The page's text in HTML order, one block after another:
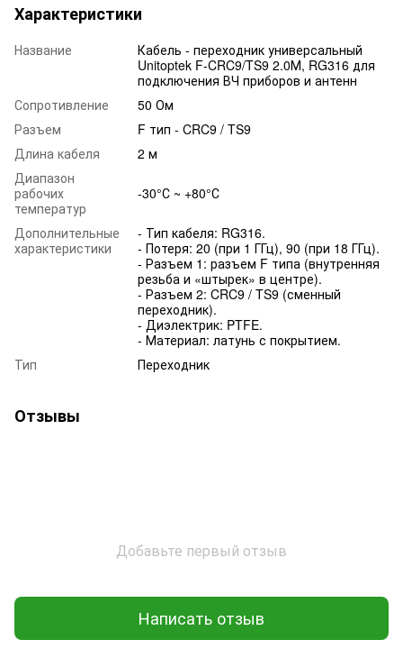
Характеристики
Название
Кабель - переходник универсальный
Unitoptek F-CRC9/TS9 2.0М, RG316 для
подключения ВЧ приборов и антенн
Сопротивление
50 Ом
Разъем
F тип - CRC9 / TS9
Длина кабеля
2 м
Диапазон
рабочих
температур
-30°С ~ +80°С
Дополнительные
характеристики
- Тип кабеля: RG316.
- Потеря: 20 (при 1 ГГц), 90 (при 18 ГГц).
- Разъем 1: разъем F типа (внутренняя
резьба и «штырек» в центре).
- Разъем 2: CRC9 / TS9 (сменный
переходник).
- Диэлектрик: PTFE.
- Материал: латунь с покрытием.
Тип
Переходник
Отзывы
Добавьте первый отзыв
Написать отзыв